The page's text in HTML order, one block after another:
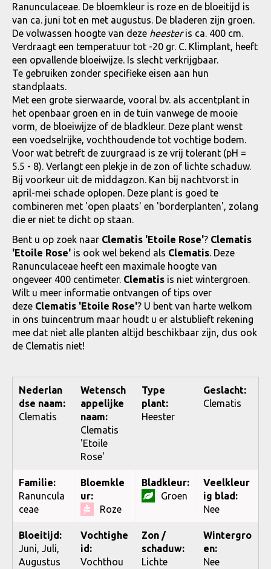
Ranunculaceae. De bloemkleur is roze en de bloeitijd is
van ca. juni tot en met augustus. De bladeren zijn groen.
De volwassen hoogte van deze heesteris ca. 400 cm.
Verdraagt een temperatuur tot -20 gr. C. Klimplant, heeft
een opvallende bloeiwijze. Is slecht verkrijgbaar.
Te gebruiken zonder specifieke eisen aan hun
standplaats.
Met een grote sierwaarde, vooral bv. als accentplant in
het openbaar groen en in de tuin vanwege de mooie
vorm, de bloeiwijze of de bladkleur. Deze plant wenst
een voedselrijke, vochthoudende tot vochtige bodem.
Voor wat betreft de zuurgraad is ze vrij tolerant (pH =
5.5 - 8). Verlangt een plekje in de zon of lichte schaduw.
Bij voorkeur uit de middagzon. Kan bij nachtvorst in
april-mei schade oplopen. Deze plant is goed te
combineren met 'open plaats' en 'borderplanten', zolang
die er niet te dicht op staan.
Bent u op zoek naar Clematis 'Etoile Rose'? Clematis
'Etoile Rose' is ook wel bekend als Clematis. Deze
Ranunculaceae heeft een maximale hoogte van
ongeveer 400 centimeter. Clematis is niet wintergroen.
Wilt u meer informatie ontvangen of tips over
deze Clematis 'Etoile Rose'? U bent van harte welkom
in ons tuincentrum maar houdt u er alstublieft rekening
mee dat niet alle planten altijd beschikbaar zijn, dus ook
de Clematis niet!
Nederlan
dse naam:
Clematis
Wetensch
appelijke
naam:
Clematis
'Etoile
Rose'
Type
plant:
Heester
Geslacht:
Clematis
Familie:
Ranuncula
ceae
Bloemkle
ur:
Roze
Bladkleur:
Groen
Veelkleur
ig blad:
Nee
Bloeitijd:
Juni, Juli,
Augustus
Vochtighe
id:
Vochthou
Zon /
schaduw:
Lichte
Wintergro
en:
Nee